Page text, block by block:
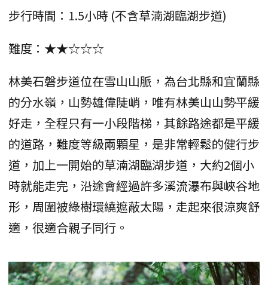
步行時間：1.5小時 (不含草湳湖臨湖步道)
難度：★★☆☆☆
林美石磐步道位在雪山山脈，為台北縣和宜蘭縣
的分水嶺，山勢雄偉陡峭，唯有林美山山勢平緩
好走，全程只有一小段階梯，其餘路途都是平緩
的道路，難度等級兩顆星，是非常輕鬆的健行步
道，加上一開始的草湳湖臨湖步道，大約2個小
時就能走完，沿途會經過許多溪流瀑布與峽谷地
形，周圍被綠樹環繞遮蔽太陽，走起來很涼爽舒
適，很適合親子同行。